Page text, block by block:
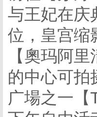
与王妃在庆
位，皇宫缩
【奧玛阿
的中心可拍
广場之一【